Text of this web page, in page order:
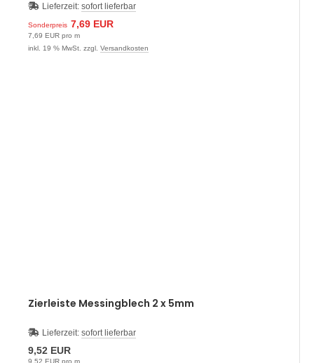
Lieferzeit: sofort lieferbar
Sonderpreis 7,69 EUR
7,69 EUR pro m
inkl. 19 % MwSt. zzgl. Versandkosten
Zierleiste Messingblech 2 x 5mm
Lieferzeit: sofort lieferbar
9,52 EUR
9,52 EUR pro m